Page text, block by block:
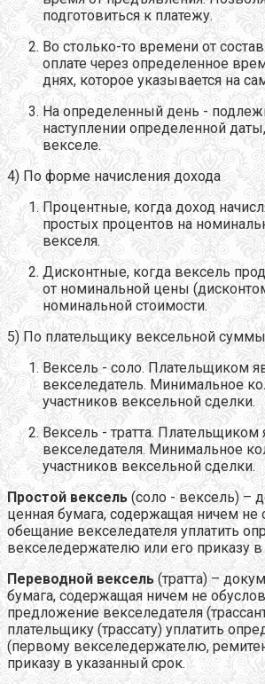
подготовиться к платежу.
Во столько-то времени от
оплате через определенное
днях, которое указывается на
На определенный день -
наступлении определенной
векселе.
4) По форме начисления дохода
Процентные, когда доход
простых процентов на
векселя.
Дисконтные, когда вексель
от номинальной цены
номинальной стоимости.
5) По плательщику вексельной суммы
Вексель - соло. Плательщиком
векселедатель. Минимальное
участников вексельной сделки.
Вексель - тратта.
векселедателя. Минимальное
участников вексельной сделки.
Простой вексель (соло - вексель) –
ценная бумага, содержащая ничем не
обещание векселедателя уплатить
векселедержателю или его приказу
Переводной вексель (тратта) –
бумага, содержащая ничем не
предложение векселедателя
плательщику (трассату) уплатить
(первому векселедержателю,
приказу в указанный срок.